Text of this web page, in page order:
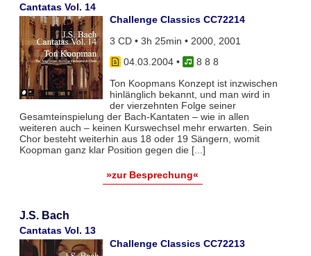
Cantatas Vol. 14
Challenge Classics CC72214
3 CD • 3h 25min • 2000, 2001
04.03.2004•
8 8 8
Ton Koopmans Konzept ist inzwischen
hinlänglich bekannt, und man wird in
der vierzehnten Folge seiner
Gesamteinspielung der Bach-Kantaten – wie in allen
weiteren auch – keinen Kurswechsel mehr erwarten. Sein
Chor besteht weiterhin aus 18 oder 19 Sängern, womit
Koopman ganz klar Position gegen die [...]
»zur Besprechung«
J.S. Bach
Cantatas Vol. 13
Challenge Classics CC72213